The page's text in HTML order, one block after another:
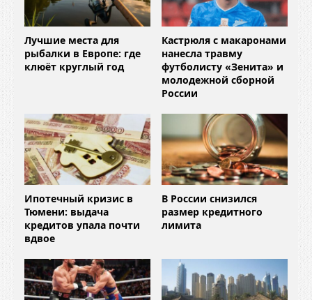
Лучшие места для
рыбалки в Европе: где
клюёт круглый год
Кастрюля с макаронами
нанесла травму
футболисту «Зенита» и
молодежной сборной
России
Ипотечный кризис в
Тюмени: выдача
кредитов упала почти
вдвое
В России снизился
размер кредитного
лимита